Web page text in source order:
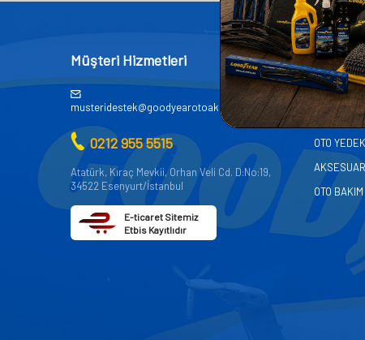
Müşteri Hizmetleri
musteridestek@goodyearotoaksesuar.com.tr
0212 955 5515
Atatürk, Kıraç Mevkii, Orhan Veli Cd. D:No:19,
34522 Esenyurt/İstanbul
E-ticaret Sitemiz
Etbis Kayıtlıdır
AKÜ
OTO
OTO
AKSESUAR
OTO BAKIM